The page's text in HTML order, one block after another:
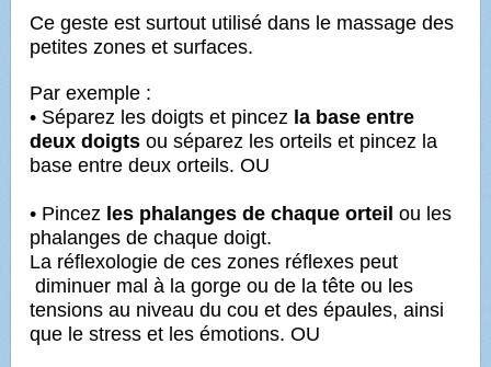
Ce geste est surtout utilisé dans le massage des
petites zones et surfaces.
Par exemple :
• Séparez les doigts et pincez la base entre
deux doigts ou séparez les orteils et pincez la
base entre deux orteils. OU
• Pincez les phalanges de chaque orteil ou les
phalanges de chaque doigt.
La réflexologie de ces zones réflexes peut
diminuer mal à la gorge ou de la tête ou les
tensions au niveau du cou et des épaules, ainsi
que le stress et les émotions. OU